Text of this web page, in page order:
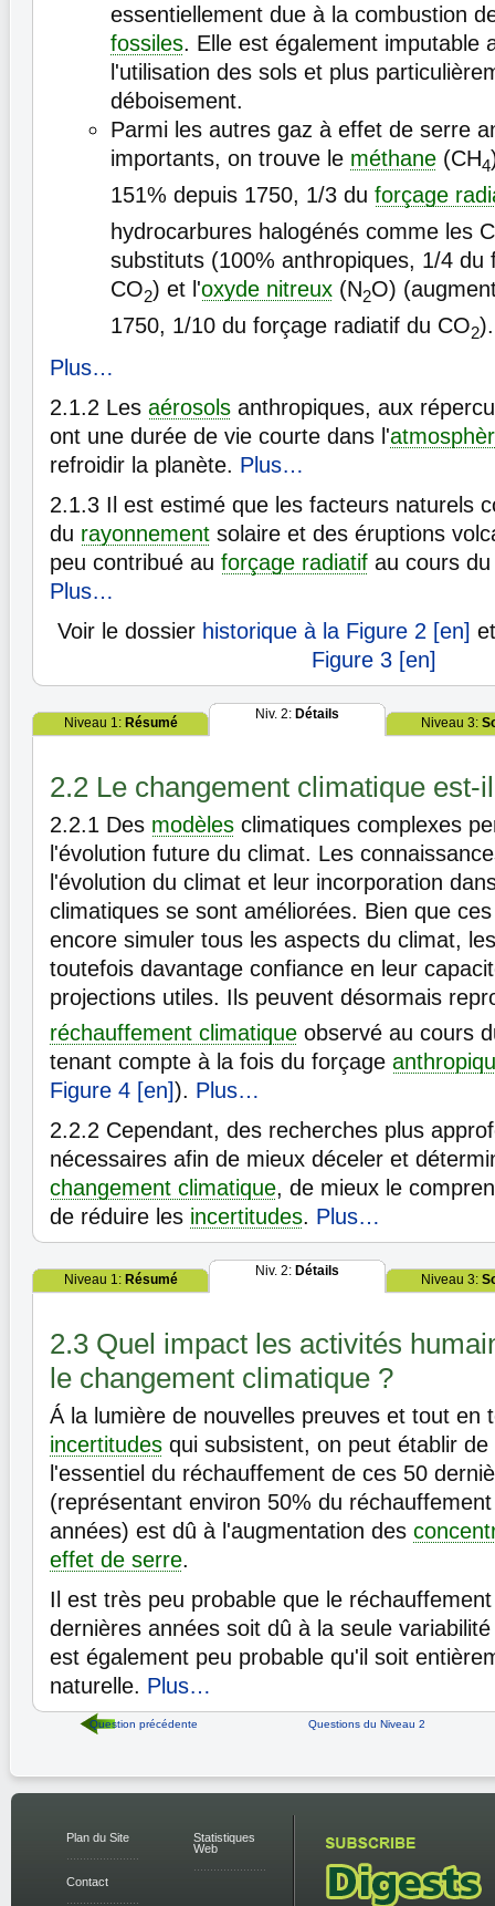
essentiellement due à la combustion
fossiles. Elle est également imputable
l'utilisation des sols et plus
déboisement.
Parmi les autres gaz à effet de serre
importants, on trouve le méthane (CH4
151% depuis 1750, 1/3 du forçage
hydrocarbures halogénés comme les
substituts (100% anthropiques, 1/4 du
CO2) et l'oxyde nitreux (N2O)
1750, 1/10 du forçage radiatif du CO2).
Plus…
2.1.2 Les aérosols anthropiques, aux
ont une durée de vie courte dans l'
refroidir la planète. Plus…
2.1.3 Il est estimé que les facteurs naturels
du rayonnement solaire et des éruptions
peu contribué au forçage radiatif au cours
Plus…
Voir le dossier historique à la Figure 2 [en]
Figure 3 [en]
Niveau 1: Résumé
Niv. 2: Détails
Niveau 3:
2.2 Le changement climatique est-
2.2.1 Des modèles climatiques complexes
l'évolution future du climat. Les
l'évolution du climat et leur incorporation
climatiques se sont améliorées. Bien que
encore simuler tous les aspects du climat,
toutefois davantage confiance en leur
projections utiles. Ils peuvent désormais
réchauffement climatique observé au cours
tenant compte à la fois du forçage
Figure 4 [en]). Plus…
2.2.2 Cependant, des recherches plus
nécessaires afin de mieux déceler et
changement climatique, de mieux le
de réduire les incertitudes. Plus…
Niveau 1: Résumé
Niv. 2: Détails
Niveau 3:
2.3 Quel impact les activités
le changement climatique ?
Á la lumière de nouvelles preuves et tout en
incertitudes qui subsistent, on peut établir
l'essentiel du réchauffement de ces 50
(représentant environ 50% du
années) est dû à l'augmentation des
effet de serre.
Il est très peu probable que le
dernières années soit dû à la seule
est également peu probable qu'il soit
naturelle. Plus…
Question précédente Questions du Niveau 2
Plan du Site
Contact
Statistiques
Web